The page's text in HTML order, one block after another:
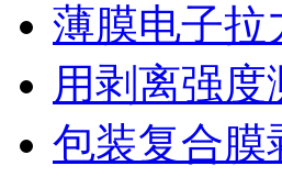
薄膜电子拉
用剥离强
包装复合